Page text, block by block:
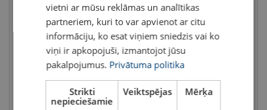
Jaudīga pnematiskā ķēžu
vinča Red Rooster TMH
Celtspēja 10 000 - 100 000 kg
ATEX Saskaņā ar EK Direktīvu
Celtspēja : 50 - 60 tonnas
Zema korpusa pnematiskā
ķēžu vinča Red Rooster TMH
(3.000 - 20.000 kg)
Lietošanai vietās, kur ir
ierobežots augstums
vietni ar mūsu reklāmas un analītikas
partneriem, kuri to var apvienot ar citu
informāciju, ko esat viņiem sniedzis vai ko
viņi ir apkopojuši, izmantojot jūsu
pakalpojumus. Privātuma politika
Strikti
nepieciešamie
Veiktspējas Mērķa